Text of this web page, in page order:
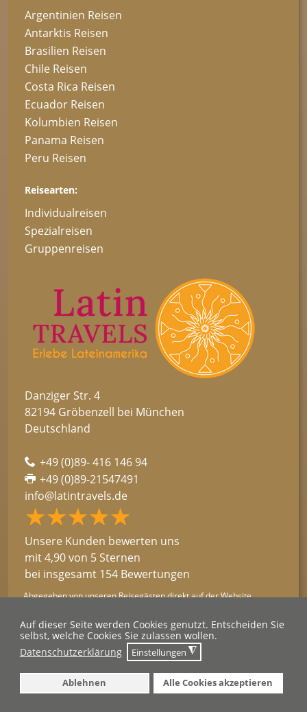
Auf dieser Seite werden Cookies genutzt. Entscheiden Sie
selbst, welche Cookies Sie zulassen wollen.
Datenschutzerklärung
Einstellungen ◮
Ablehnen Alle Cookies akzeptieren
Argentinien Reisen
Antarktis Reisen
Brasilien Reisen
Chile Reisen
Costa Rica Reisen
Ecuador Reisen
Kolumbien Reisen
Panama Reisen
Peru Reisen
Reisearten:
Individualreisen
Spezialreisen
Gruppenreisen
Danziger Str. 4
82194 Gröbenzell bei München
Deutschland
+49 (0)89- 416 146 94
+49 (0)89-21547491
info@latintravels.de
★★★★★
☆☆☆☆☆
Unsere Kunden bewerten uns
mit 4,90 von 5 Sternen
bei insgesamt 154 Bewertungen
Abgegeben von unseren Reisegästen direkt auf der Website.
2026 © Latin Travels